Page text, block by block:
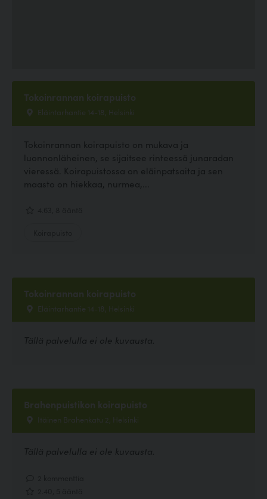
Tokoinrannan koirapuisto
Eläintarhantie 14-18, Helsinki
Tokoinrannan koirapuisto on mukava ja
luonnonläheinen, se sijaitsee rinteessä junaradan
vieressä. Koirapuistossa on eläinpatsaita ja sen
maasto on hiekkaa, nurmea,...
Tokoinrannan koirapuisto
Eläintarhantie 14-18, Helsinki
Tällä palvelulla ei ole kuvausta.
Brahenpuistikon koirapuisto
Itäinen Brahenkatu 2, Helsinki
Tällä palvelulla ei ole kuvausta.